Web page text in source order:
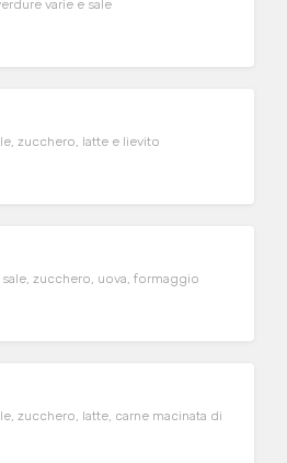
varie e sale
zucchero, latte e lievito
zucchero, uova, formaggio
zucchero, latte, carne macinata di